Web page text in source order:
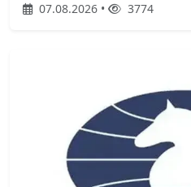
07.08.2026 • 3774